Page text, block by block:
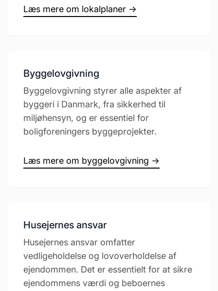
Læs mere om lokalplaner →
Byggelovgivning
Byggelovgivning styrer alle aspekter af
byggeri i Danmark, fra sikkerhed til
miljøhensyn, og er essentiel for
boligforeningers byggeprojekter.
Læs mere om byggelovgivning →
Husejernes ansvar
Husejernes ansvar omfatter
vedligeholdelse og lovoverholdelse af
ejendommen. Det er essentielt for at sikre
ejendommens værdi og beboernes